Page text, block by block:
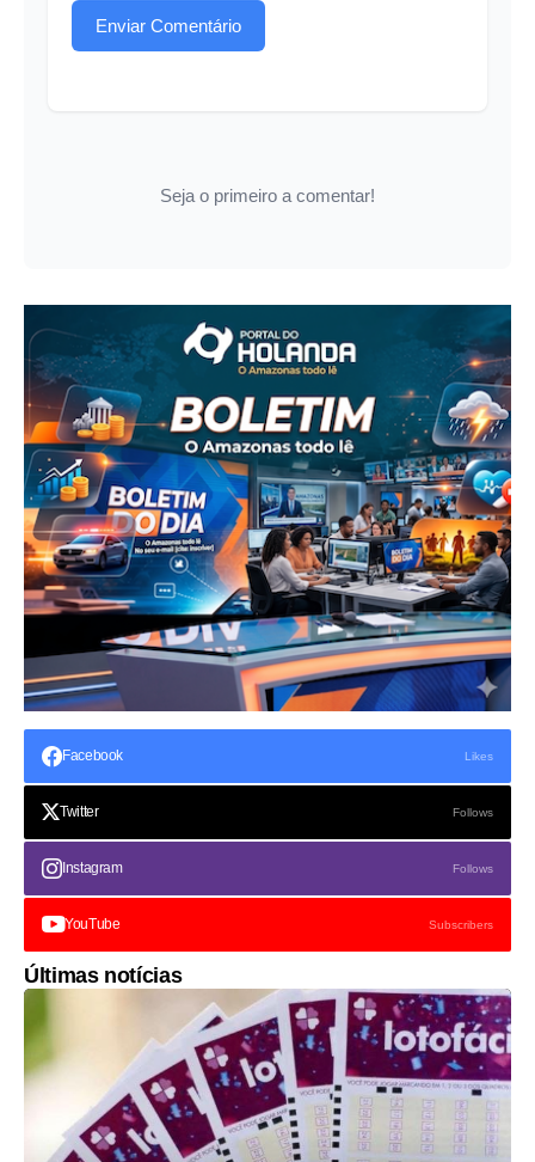
Enviar Comentário
Seja o primeiro a comentar!
Facebook Likes
Twitter Follows
Instagram Follows
YouTube Subscribers
Últimas notícias